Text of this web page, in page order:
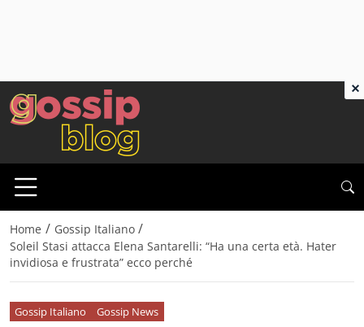
Home / Gossip Italiano /
Soleil Stasi attacca Elena Santarelli: “Ha una certa età. Hater
invidiosa e frustrata” ecco perché
Gossip Italiano Gossip News
×